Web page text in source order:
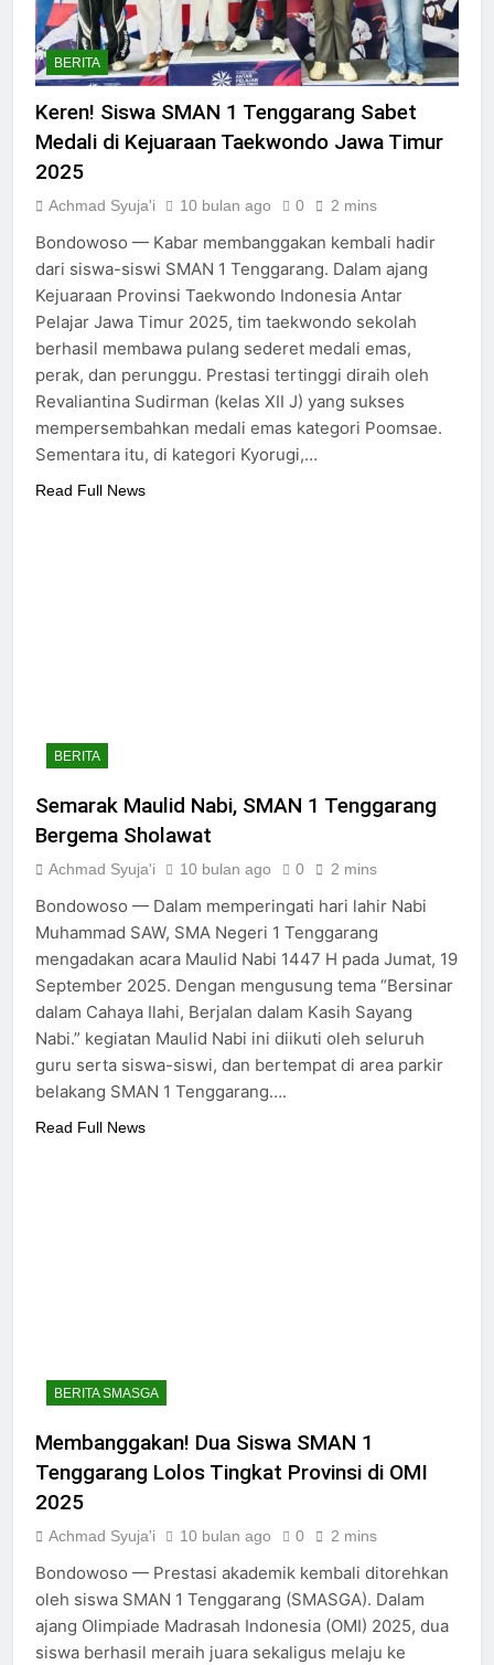
Qur’an dan Berbagi Takjil
Muh. Syaiful Rizal, “The
Best Santri” pada Pesrom
Masjid Agung At-Taqwa
Angkatan 45
5 Bulan Ago
Hadirkan Kolaborasi Lintas
Lembaga dan Aksi Sosial
“SMASGA Berbagi”, SMASGA
Gelar Pesantren Ramadan
5 Bulan Ago
SMAN 1 Tenggarang
5 Bulan Ago
Kapolres Bondowoso
Kunjungi SMAN 1
Tenggarang, Tekankan
Disiplin dan Perencanaan
Masa Depan
8 Bulan Ago
Dua Siswa SMAN 1
Tenggarang “menyala” di
Kejuaraan Karate Politeknik
Negeri Jember 2025
8 Bulan Ago
Band TAROT SMAN 1
Tenggarang Raih Juara 3 di
Festival Band Ijo Fest
Bondowoso 2025
10 Bulan Ago
BERITA
Keren! Siswa SMAN 1 Tenggarang Sabet
Medali di Kejuaraan Taekwondo Jawa Timur
2025
Achmad Syuja'i 10 bulan ago 0 2 mins
Bondowoso — Kabar membanggakan kembali hadir
dari siswa-siswi SMAN 1 Tenggarang. Dalam ajang
Kejuaraan Provinsi Taekwondo Indonesia Antar
Pelajar Jawa Timur 2025, tim taekwondo sekolah
berhasil membawa pulang sederet medali emas,
perak, dan perunggu. Prestasi tertinggi diraih oleh
Revaliantina Sudirman (kelas XII J) yang sukses
mempersembahkan medali emas kategori Poomsae.
Sementara itu, di kategori Kyorugi,…
Read Full News
BERITA
Semarak Maulid Nabi, SMAN 1 Tenggarang
Bergema Sholawat
Achmad Syuja'i 10 bulan ago 0 2 mins
Bondowoso — Dalam memperingati hari lahir Nabi
Muhammad SAW, SMA Negeri 1 Tenggarang
mengadakan acara Maulid Nabi 1447 H pada Jumat, 19
September 2025. Dengan mengusung tema “Bersinar
dalam Cahaya Ilahi, Berjalan dalam Kasih Sayang
Nabi.” kegiatan Maulid Nabi ini diikuti oleh seluruh
guru serta siswa-siswi, dan bertempat di area parkir
belakang SMAN 1 Tenggarang….
Read Full News
BERITA SMASGA
Membanggakan! Dua Siswa SMAN 1
Tenggarang Lolos Tingkat Provinsi di OMI
2025
Achmad Syuja'i 10 bulan ago 0 2 mins
Bondowoso — Prestasi akademik kembali ditorehkan
oleh siswa SMAN 1 Tenggarang (SMASGA). Dalam
ajang Olimpiade Madrasah Indonesia (OMI) 2025, dua
siswa berhasil meraih juara sekaligus melaju ke